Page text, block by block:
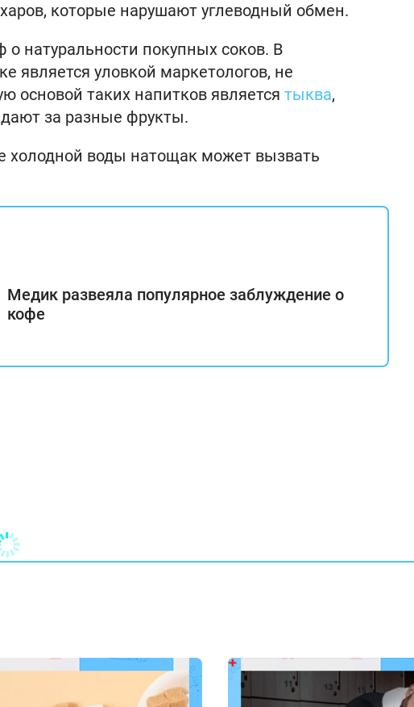
которые нарушают углеводный обмен.
натуральности покупных соков. В
является уловкой маркетологов, не
основой таких напитков является тыква,
за разные фрукты.
холодной воды натощак может вызвать
Медик развеяла популярное заблуждение о
кофе